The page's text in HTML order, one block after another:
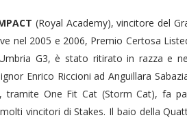
(Royal Academy), vincitore del
nel 2005 e 2006, Premio Certosa
G3, è stato ritirato in razza e
Enrico Riccioni ad Anguillara
tramite One Fit Cat (Storm Cat), fa
vincitori di Stakes. Il baio della